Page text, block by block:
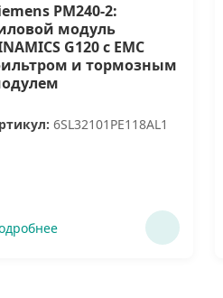
PM240-2:
модуль
G120 с EMC
и тормозным
6SL32101PE118AL1